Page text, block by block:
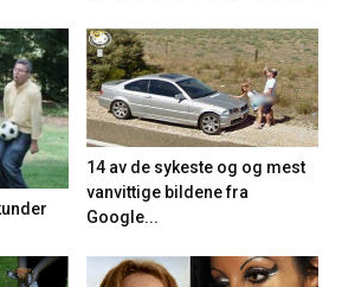
14 av de sykeste og og mest
vanvittige bildene fra
Google...